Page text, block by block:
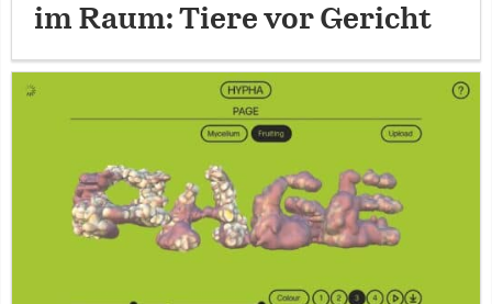
im Raum: Tiere vor Gericht